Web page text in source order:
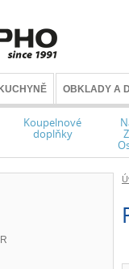
KUCHYNĚ OBKLADY A
Koupelnové
doplňky